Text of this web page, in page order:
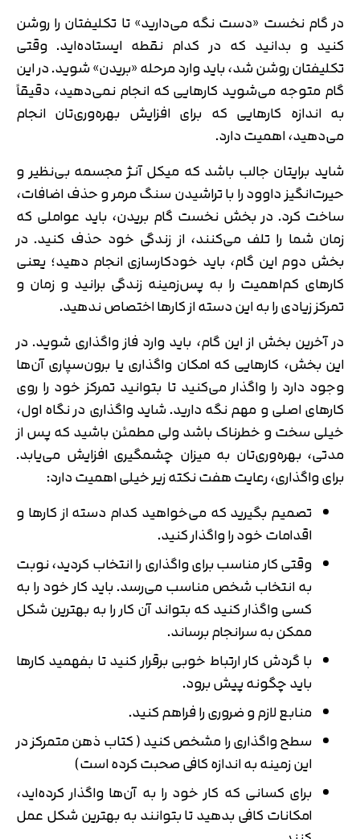
در گام نخست «دست نگه می‌دارید» تا تکلیفتان را روشن
کنید و بدانید که در کدام نقطه ایستاده‌اید. وقتی
تکلیفتان روشن شد، باید وارد مرحله «بریدن» شوید. در این
گام متوجه می‌شوید کارهایی که انجام نمی‌دهید، دقیقاً
به اندازه کارهایی که برای افزایش بهره‌وری‌تان انجام
می‌دهید، اهمیت دارد.
شاید برایتان جالب باشد که میکل آنژ مجسمه بی‌نظیر و
حیرت‌انگیز داوود را با تراشیدن سنگ مرمر و حذف اضافات،
ساخت کرد. در بخش نخست گام بریدن، باید عواملی که
زمان شما را تلف می‌کنند، از زندگی خود حذف کنید. در
بخش دوم این گام، باید خودکارسازی انجام دهید؛ یعنی
کارهای کم‌اهمیت را به پس‌زمینه زندگی برانید و زمان و
تمرکز زیادی را به این دسته از کارها اختصاص ندهید.
در آخرین بخش از این گام، باید وارد فاز واگذاری شوید. در
این بخش، کارهایی که امکان واگذاری یا برون‌سپاری آن‌ها
وجود دارد را واگذار می‌کنید تا بتوانید تمرکز خود را روی
کارهای اصلی و مهم نگه دارید. شاید واگذاری در نگاه اول،
خیلی سخت و خطرناک باشد ولی مطمئن باشید که پس از
مدتی، بهره‌وری‌تان به میزان چشمگیری افزایش می‌یابد.
برای واگذاری، رعایت هفت نکته زیر خیلی اهمیت دارد:
تصمیم بگیرید که می‌خواهید کدام دسته از کارها و
اقدامات خود را واگذار کنید.
وقتی کار مناسب برای واگذاری را انتخاب کردید، نوبت
به انتخاب شخص مناسب می‌رسد. باید کار خود را به
کسی واگذار کنید که بتواند آن کار را به بهترین شکل
ممکن به سرانجام برساند.
با گردش کار ارتباط خوبی برقرار کنید تا بفهمید کارها
باید چگونه پیش برود.
منابع لازم و ضروری را فراهم کنید.
سطح واگذاری را مشخص کنید ( کتاب ذهن متمرکز در
این زمینه به اندازه کافی صحبت کرده است)
برای کسانی که کار خود را به آن‌ها واگذار کرده‌اید،
امکانات کافی بدهید تا بتوانند به بهترین شکل عمل